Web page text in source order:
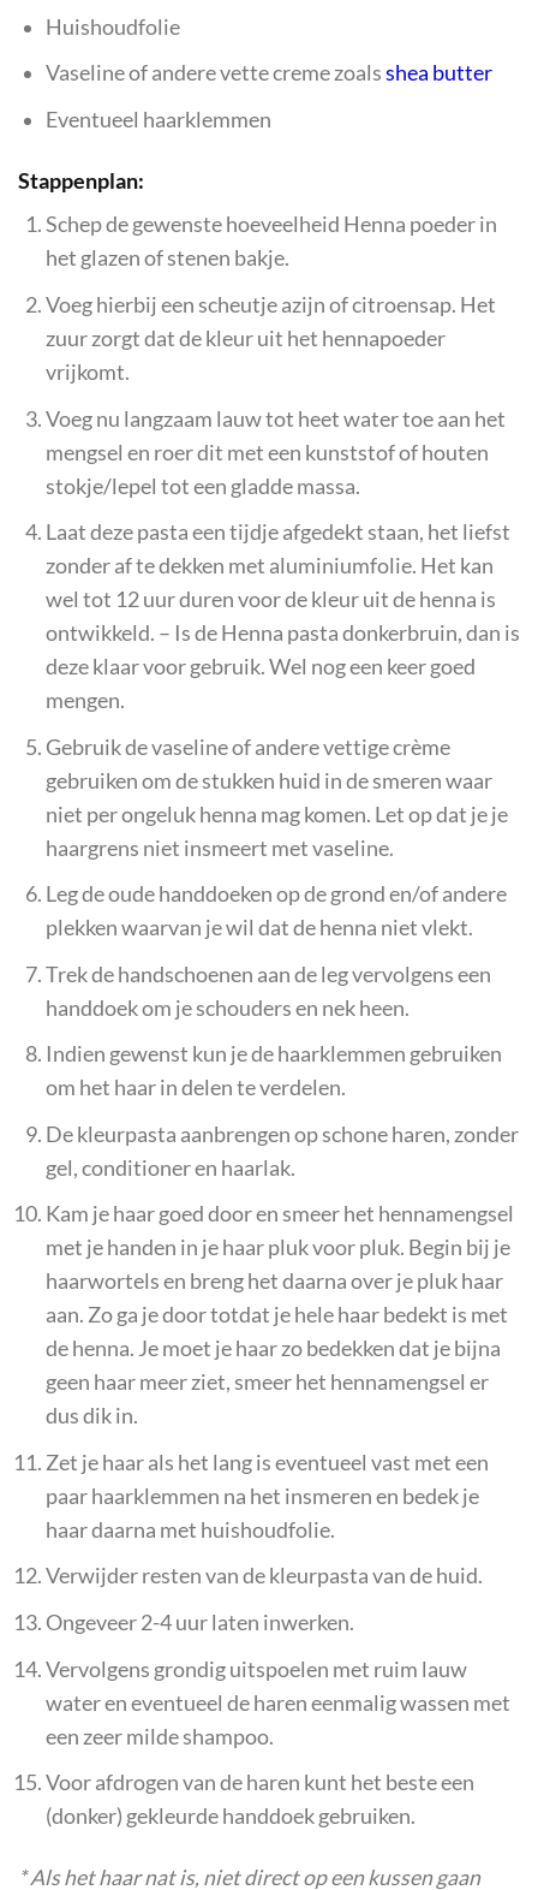
Huishoudfolie
Vaseline of andere vette creme zoalsshea butter
Eventueel haarklemmen
Stappenplan:
Schep de gewenste hoeveelheid Henna poeder in
het glazen of stenen bakje.
Voeg hierbij een scheutje azijn of citroensap. Het
zuur zorgt dat de kleur uit het hennapoeder
vrijkomt.
Voeg nu langzaam lauw tot heet water toe aan het
mengsel en roer dit met een kunststof of houten
stokje/lepel tot een gladde massa.
Laat deze pasta een tijdje afgedekt staan, het liefst
zonder af te dekken met aluminiumfolie. Het kan
wel tot 12 uur duren voor de kleur uit de henna is
ontwikkeld. – Is de Henna pasta donkerbruin, dan is
deze klaar voor gebruik. Wel nog een keer goed
mengen.
Gebruik de vaseline of andere vettige crème
gebruiken om de stukken huid in de smeren waar
niet per ongeluk henna mag komen. Let op dat je je
haargrens niet insmeert met vaseline.
Leg de oude handdoeken op de grond en/of andere
plekken waarvan je wil dat de henna niet vlekt.
Trek de handschoenen aan de leg vervolgens een
handdoek om je schouders en nek heen.
Indien gewenst kun je de haarklemmen gebruiken
om het haar in delen te verdelen.
De kleurpasta aanbrengen op schone haren, zonder
gel, conditioner en haarlak.
Kam je haar goed door en smeer het hennamengsel
met je handen in je haar pluk voor pluk. Begin bij je
haarwortels en breng het daarna over je pluk haar
aan. Zo ga je door totdat je hele haar bedekt is met
de henna. Je moet je haar zo bedekken dat je bijna
geen haar meer ziet, smeer het hennamengsel er
dus dik in.
Zet je haar als het lang is eventueel vast met een
paar haarklemmen na het insmeren en bedek je
haar daarna met huishoudfolie.
Verwijder resten van de kleurpasta van de huid.
Ongeveer 2-4 uur laten inwerken.
Vervolgens grondig uitspoelen met ruim lauw
water en eventueel de haren eenmalig wassen met
een zeer milde shampoo.
Voor afdrogen van de haren kunt het beste een
(donker) gekleurde handdoek gebruiken.
* Als het haar nat is, niet direct op een kussen gaan